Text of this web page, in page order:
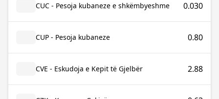
CUC - Pesoja kubaneze e shkëmbyeshme 0.030
CUP - Pesoja kubaneze 0.80
CVE - Eskudoja e Kepit të Gjelbër 2.88